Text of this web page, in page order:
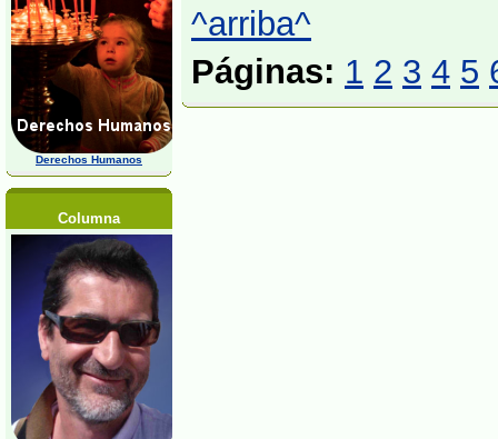
Derechos Humanos
Columna
^arriba^
Páginas: 1 2 3 4 5